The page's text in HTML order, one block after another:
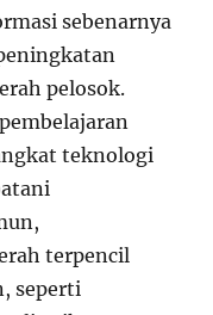
sebenarnya
pelosok.
teknologi
terpencil
seperti